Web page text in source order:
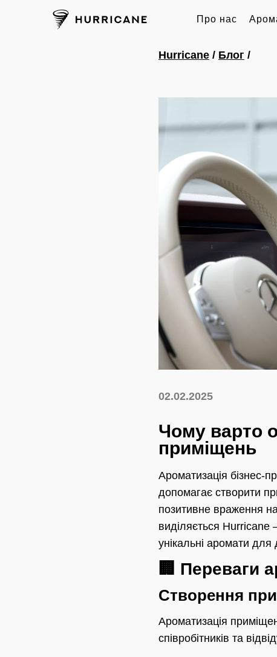
Про нас
Hurricane / Блог /
02.02.2025
Чому варто
приміщень
Ароматизація бізнес-
допомагає створити
позитивне враження
виділяється Hurricane
унікальні аромати для
🏢 Переваги
Створення
Ароматизація
співробітників та